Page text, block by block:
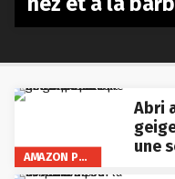
Abri
une